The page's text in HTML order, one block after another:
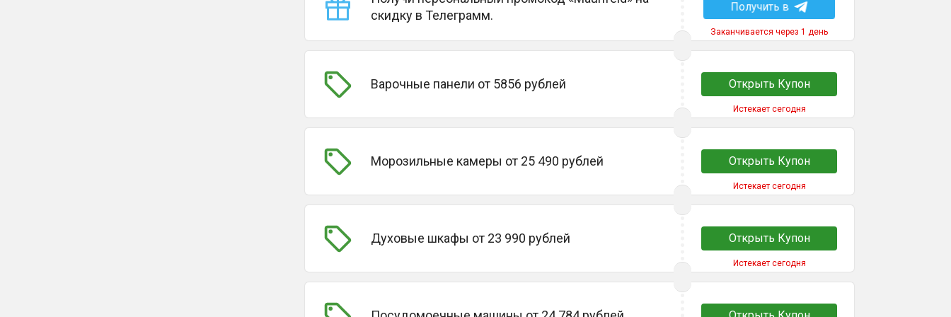
скидку в Телеграмм.
Получить в
Заканчивается через 1 день
Варочные панели от 5856 рублей Открыть Купон
Истекает сегодня
Морозильные камеры от 25 490 рублей Открыть Купон
Истекает сегодня
Духовые шкафы от 23 990 рублей Открыть Купон
Истекает сегодня